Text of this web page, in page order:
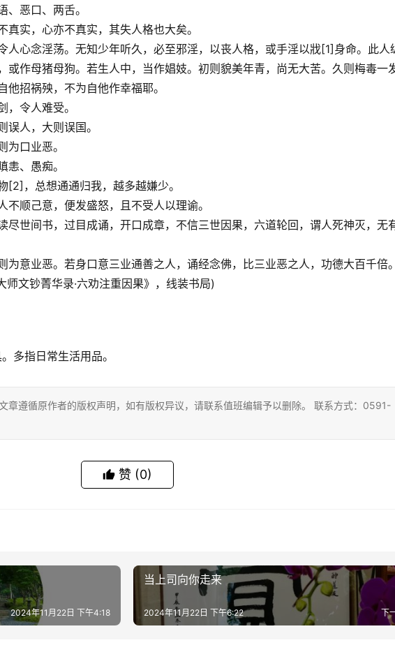
恶口、两舌。
实，心亦不真实，其失人格也大矣。
心念淫荡。无知少年听久，必至邪淫，以丧人格，或手淫以戕[1]身命。此人
或作母猪母狗。若生人中，当作娼妓。初则貌美年青，尚无大苦。久则梅毒一
招祸殃，不为自他作幸福耶。
令人难受。
人，大则误国。
口业恶。
、愚痴。
，总想通通归我，越多越嫌少。
顺己意，便发盛怒，且不受人以理谕。
世间书，过目成诵，开口成章，不信三世因果，六道轮回，谓人死神灭，无
意业恶。若身口意三业通善之人，诵经念佛，比三业恶之人，功德大百千倍
文钞菁华录·六劝注重因果》，线装书局)
指日常生活用品。
章遵循原作者的版权声明，如有版权异议，请联系值班编辑予以删除。 联系方式：0591-
赞 (0)
2024年11月22日 下午4:18
当上司向你走来
下
2024年11月22日 下午6:22